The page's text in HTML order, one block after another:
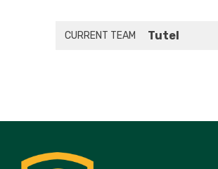
CURRENT TEAM Tutel